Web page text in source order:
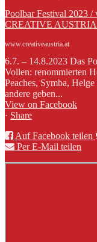
Poolbar Festival 2023 /
CREATIVE AUSTRIA
www.creativeaustria.at
6.7. – 14.8.2023 Das
Vollen: renommierten
Peaches, Symba,
andere geben...
View on Facebook
· Share
Auf Facebook teilen
Per E-Mail teilen